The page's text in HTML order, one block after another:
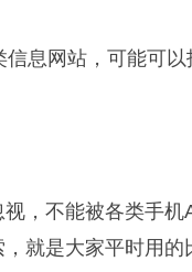
信息网站，可能可
，不能被各类手
就是大家平时用